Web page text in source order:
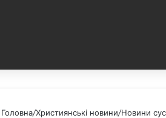
Головна/Християнські новини/Новини